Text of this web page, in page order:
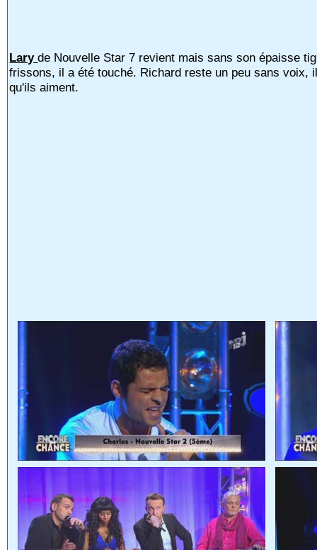
Laryde Nouvelle Star 7 revient mais sans son épaisse
frissons, il a été touché. Richard reste un peu sans voix,
qu'ils aiment.